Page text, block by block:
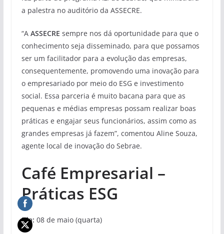
a palestra no auditório da ASSECRE.
“A ASSECRE sempre nos dá oportunidade para que o
conhecimento seja disseminado, para que possamos
ser um facilitador para a evolução das empresas,
consequentemente, promovendo uma inovação para
o empresariado por meio do ESG e investimento
social. Essa parceria é muito bacana para que as
pequenas e médias empresas possam realizar boas
práticas e engajar seus funcionários, assim como as
grandes empresas já fazem”, comentou Aline Souza,
agente local de inovação do Sebrae.
Café Empresarial –
Práticas ESG
Dia: 08 de maio (quarta)